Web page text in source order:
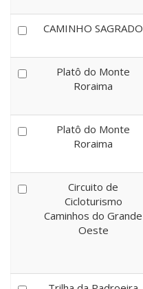
CAMINHO SAGRADO
Platô do Monte
Roraima
Platô do Monte
Roraima
Circuito de
Cicloturismo
Caminhos do Grande
Oeste